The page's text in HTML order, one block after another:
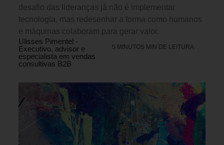
desafio das lideranças já não é implementar
tecnologia, mas redesenhar a forma como humanos
e máquinas colaboram para gerar valor.
Ulisses Pimentel -
Executivo, advisor e
especialista em vendas
consultivas B2B
5 MINUTOS MIN DE LEITURA